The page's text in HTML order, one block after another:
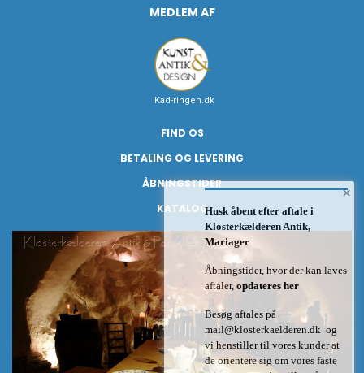
MEDLEM AF
Kad-ringen.dk
FIND OS
BETALING OG LEVERING
ÅBNINGSTIDER
KATALOG
×
Husk åbent efter aftale i
Klosterkælderen Antik,
Mariager
Åbningstider, hvor der kan laves
aftaler, opdateres her
Besøg aftales på
mail@klosterkaelderen.dk og
vi henstiller til vores kunder at
de orientere sig om vores faste